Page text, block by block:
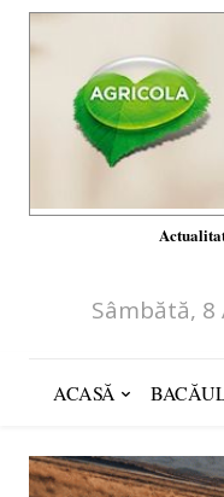
Sâmbătă, 8
ACASĂ